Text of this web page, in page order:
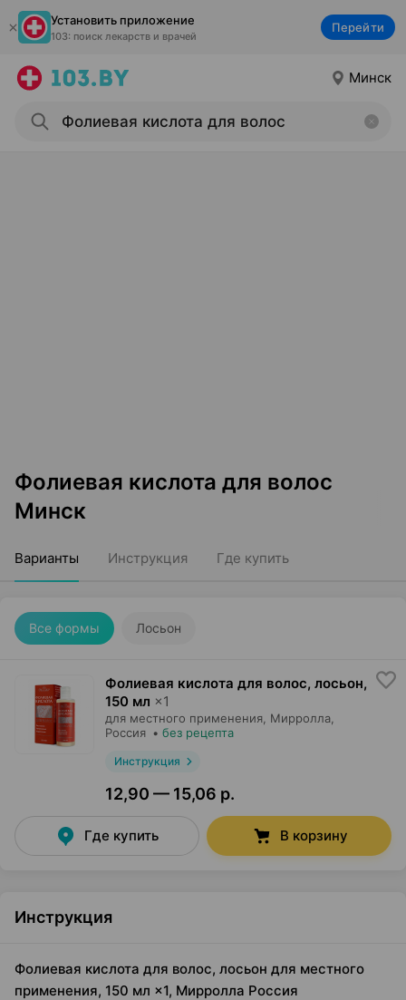
Установить приложение
103: поиск лекарств и врачей
Перейти
Минск
Фолиевая кислота для волос
Минск
Варианты Инструкция Где купить
Все формы Лосьон
Фолиевая кислота для волос, лосьон,
150 мл ×1
для местного применения, Мирролла
Россия • без рецепта
Инструкция
12,90 — 15,06 р.
Где купить В корзину
Инструкция
Фолиевая кислота для волос, лосьон для местного
применения, 150 мл ×1, Мирролла Россия